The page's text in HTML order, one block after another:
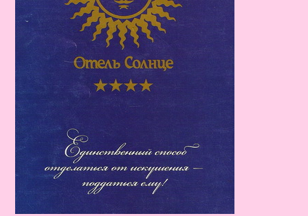
Галерея
Гостевая
Вход для клиентов
Запомнить
Забыли пароль?